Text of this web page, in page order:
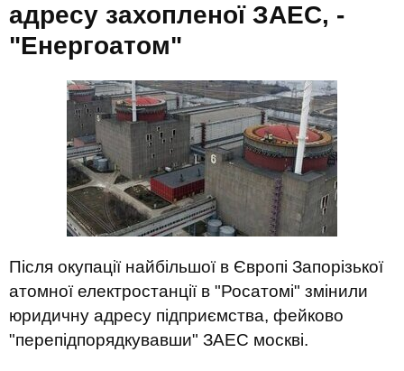
адресу захопленої ЗАЕС, -
"Енергоатом"
Після окупації найбільшої в Європі Запорізької
атомної електростанції в "Росатомі" змінили
юридичну адресу підприємства, фейково
"перепідпорядкувавши" ЗАЕС москві.